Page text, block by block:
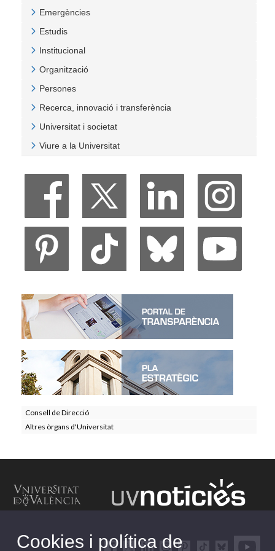
Emergències
Estudis
Institucional
Organització
Persones
Recerca, innovació i transferència
Universitat i societat
Viure a la Universitat
Consell de Direcció
Altres òrgans d'Universitat
Cookies i política de